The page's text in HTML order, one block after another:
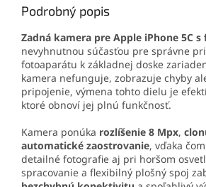
Podrobný popis
Zadná kamera pre Apple iPhone 5C
nevyhnutnou súčasťou pre správne
fotoaparátu k základnej doske
kamera nefunguje, zobrazuje chyby
pripojenie, výmena tohto dielu je
ktoré obnoví jej plnú funkčnosť.
Kamera ponúka rozlíšenie 8 Mpx,
automatické zaostrovanie, vďaka
detailné fotografie aj pri horšom
spracovanie a flexibilný plošný spoj